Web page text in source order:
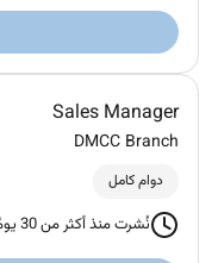
Sales Manager
DMCC Branch
دوام كامل
نُشرت منذ أكثر من 30 يومًا